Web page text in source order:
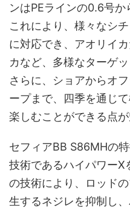
ンはPEラインの0.6号か
これにより、様々なシ
に対応でき、アオリイ
カなど、多様なターゲ
さらに、ショアからオ
ープまで、四季を通じ
楽しむことができる点が
セフィアBB S86MHの
技術であるハイパワーX
の技術により、ロッド
生するネジレを抑制し